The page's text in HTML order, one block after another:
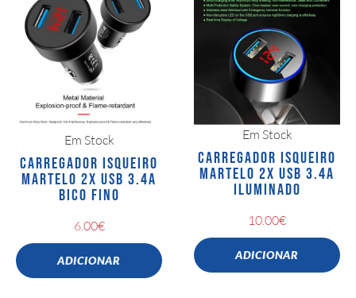
Em Stock
CARREGADOR ISQUEIRO
MARTELO 2X USB 3.4A
BICO FINO
6.00€
ADICIONAR
Em Stock
CARREGADOR ISQUEIRO
MARTELO 2X USB 3.4A
ILUMINADO
10.00€
ADICIONAR